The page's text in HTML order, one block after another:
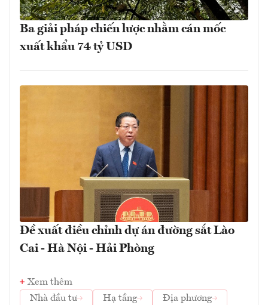
Ba giải pháp chiến lược nhằm cán mốc
xuất khẩu 74 tỷ USD
Đề xuất điều chỉnh dự án đường sắt Lào
Cai - Hà Nội - Hải Phòng
Xem thêm
Nhà đầu tư
Hạ tầng Địa phương